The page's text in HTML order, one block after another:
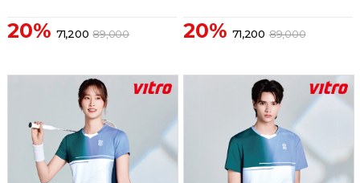
20% 71,200 89,000 20% 71,200 89,000